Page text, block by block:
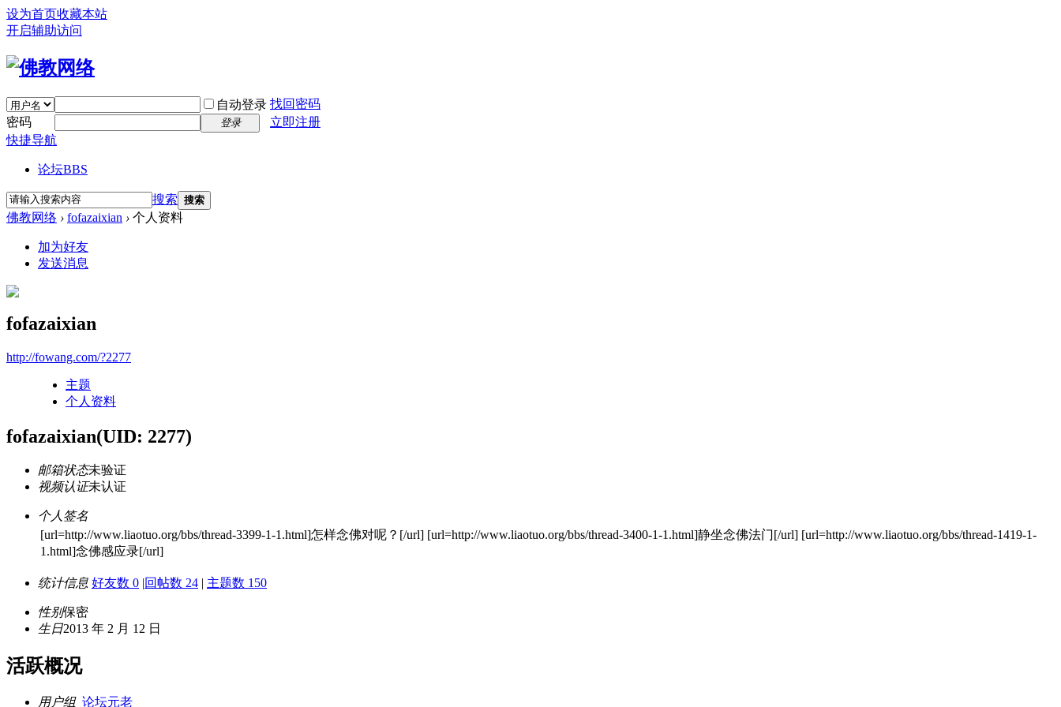
设为首页收藏本站
开启辅助访问
自动登录 找回密码
密码
登录
立即注册
快捷导航
论坛BBS
搜索 搜索
佛教网络 › fofazaixian › 个人资料
加为好友
发送消息
fofazaixian
http://fowang.com/?2277
主题
个人资料
fofazaixian(UID: 2277)
邮箱状态未验证
视频认证未认证
个人签名
[url=http://www.liaotuo.org/bbs/thread-3399-1-1.html]怎样念佛对呢？[/url] [url=http://www.liaotuo.org/bbs/thread-3400-1-1.html]静坐念佛法门[/url] [url=http://www.liaotuo.org/bbs/thread-1419-1-
1.html]念佛感应录[/url]
统计信息 好友数 0 |回帖数 24 | 主题数 150
性别保密
生日2013 年 2 月 12 日
活跃概况
用户组 论坛元老